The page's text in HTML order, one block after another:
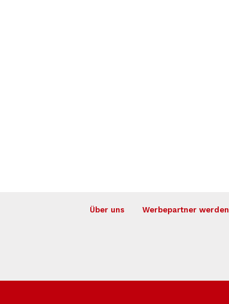
Über uns Werbepartner werden